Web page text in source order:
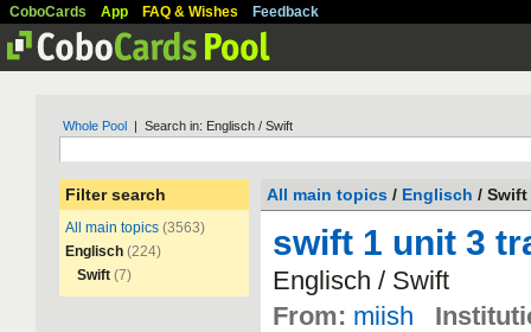
CoboCards App FAQ & Wishes Feedback
Whole Pool | Search in: Englisch / Swift
Filter search
All main topics (3563)
Englisch (224)
Swift (7)
All main topics / Englisch / Swift
swift 1 unit 3
Englisch / Swift
From: miish